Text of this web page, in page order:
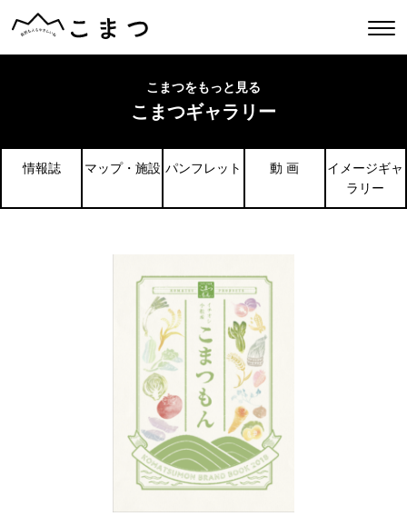
こまつをもっと見る
こまつギャラリー
情報誌 マップ・施設 パンフレット 動 画
イメージギャ
ラリー